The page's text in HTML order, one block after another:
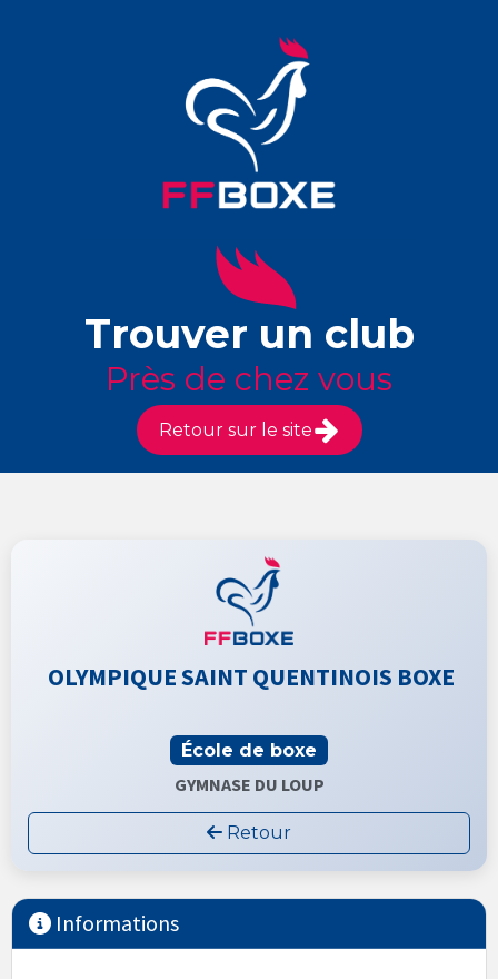
Trouver un club
Près de chez vous
Retour sur le site
OLYMPIQUE SAINT QUENTINOIS BOXE
École de boxe
GYMNASE DU LOUP
Retour
Informations